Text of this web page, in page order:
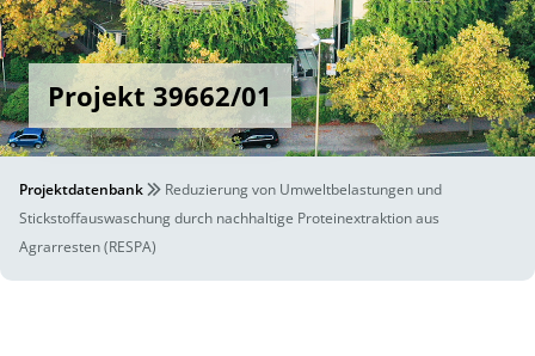
Projekt 39662/01
Projektdatenbank
Reduzierung von Umweltbelastungen und
Stickstoffauswaschung durch nachhaltige Proteinextraktion aus
Agrarresten (RESPA)